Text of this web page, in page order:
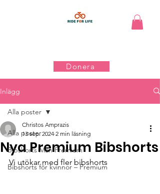
Donera
Inlägg
Alla poster
Bibshorts Män Premium
Bibshorts för kvinnor – Premium
Alla poster
Nya Premium Bibshorts
Christos Amprazis
13 sep. 2024 2 min läsning
Vi utökar med fler bibshorts